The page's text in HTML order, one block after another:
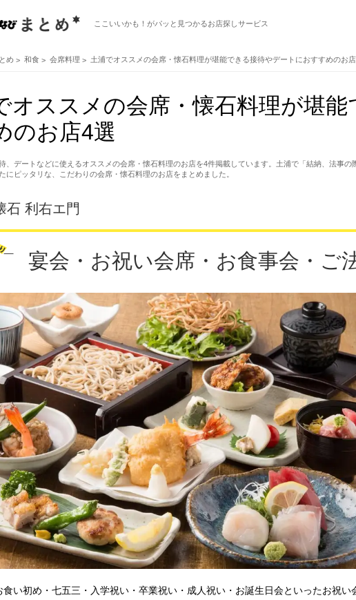
ここいいかも！がパッと見つかるお店探しサービス
め 和食 会席料理 土浦でオススメの会席・懐石料理が堪能できる接待やデートにおすすめのお店
オススメの会席・懐石料理が堪
のお店4選
、デートなどに使えるオススメの会席・懐石料理のお店を4件掲載しています。土浦で「結納、法事
にピッタリな、こだわりの会席・懐石料理のお店をまとめました。
石 利右エ門
宴会・お祝い会席・お食事会・ご
食い初め・七五三・入学祝い・卒業祝い・成人祝い・お誕生日会といったお祝い